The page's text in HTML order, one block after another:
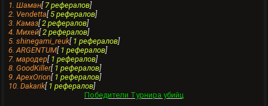
1. Шамaн[ 7 рефералов]
2. Vendettа[ 5 рефералов]
3. Камаз[ 2 рефералов]
4. Михей[ 2 рефералов]
5. shinegami_reuk[ 1 рефералов]
6. ARGENTUM[ 1 рефералов]
7. мародер[ 1 рефералов]
8. GoodKiller[ 1 рефералов]
9. ApexOrion[ 1 рефералов]
10. Dakarik[ 1 рефералов]
Победители Турнира убийц